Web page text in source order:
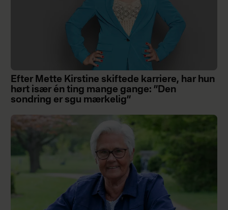
Efter Mette Kirstine skiftede karriere, har hun
hørt især én ting mange gange: ”Den
sondring er sgu mærkelig”